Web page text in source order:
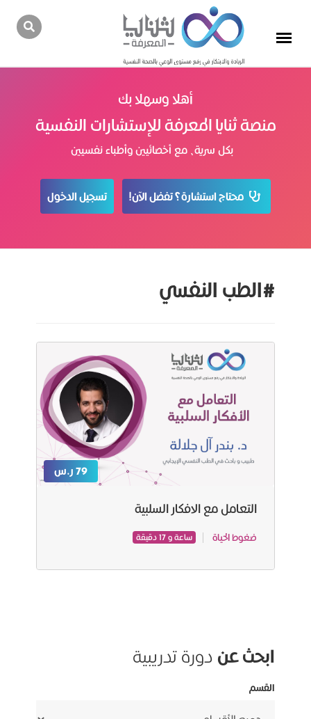
أهلا وسهلا بك
منصة ثنايا المعرفة للإستشارات النفسية
بكل سرية، مع أخصائيين وأطباء نفسيين
محتاج استشارة؟ تفضل الآن! تسجيل الدخول
#الطب النفسي
79 ر.س
التعامل مع الافكار السلبية
ضغوط الحياة ساعة و 17 دقيقة
ابحث عن دورة تدريبية
القسم